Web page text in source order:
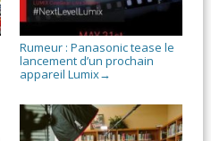
Rumeur : Panasonic tease le
lancement d’un prochain
appareil Lumix→